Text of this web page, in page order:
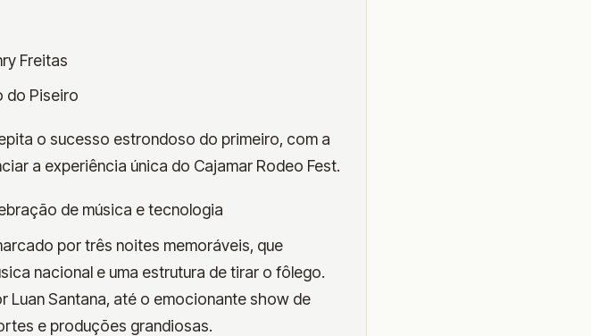
Freitas
do Piseiro
o sucesso estrondoso do primeiro, com a
a experiência única do Cajamar Rodeo Fest.
de música e tecnologia
por três noites memoráveis, que
nacional e uma estrutura de tirar o fôlego.
Luan Santana, até o emocionante show de
e produções grandiosas.